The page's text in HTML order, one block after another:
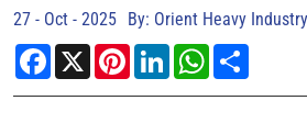
27 - Oct - 2025 By: Orient Heavy Industry
Facebook
X PinterestLinkedInWhatsApp